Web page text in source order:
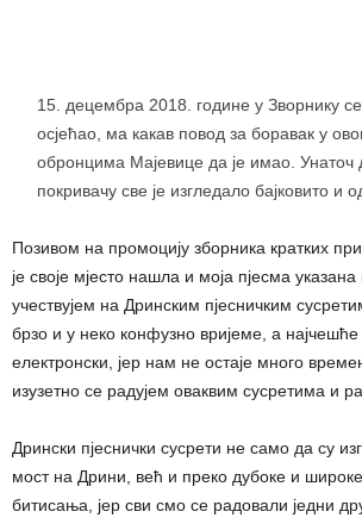
децембра 2018. године у Зворнику
осјећао, ма какав повод за боравак у
обронцима Мајевице да је имао. Унаточ
покривачу све је изгледало бајковито и
Позивом на промоцију зборника кратких
је своје мјесто нашла и моја пјесма
учествујем на Дринским пјесничким
брзо и у неко конфузно вријеме, а
електронски, јер нам не остаје много
изузетно се радујем оваквим сусретима и
Дрински пјеснички сусрети не само да су
мост на Дрини, већ и преко дубоке и
битисања, јер сви смо се радовали једни